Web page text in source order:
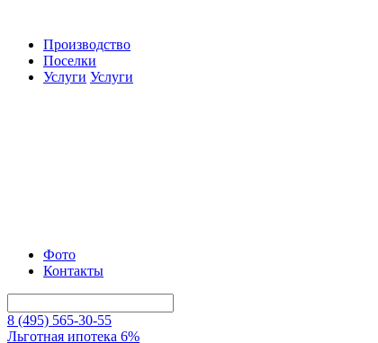
Производство
Поселки
Услуги Услуги
Фото
Контакты
8 (495) 565-30-55
Льготная ипотека 6%